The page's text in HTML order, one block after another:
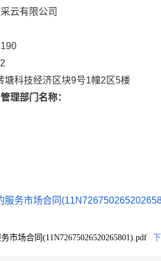
云有限公司
塘科技经济区块9号1幢2区5楼
理部门名称：
服务市场合同
市场合同(11N72675026520265801).pdf